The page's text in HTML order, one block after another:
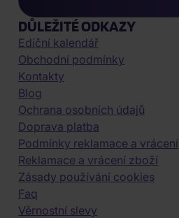
DŮLEŽITÉ ODKAZY
Ediční kalendář
Obchodní podmínky
Kontakty
Blog
Ochrana osobních údajů
Doprava platba
Podmínky reklamace a vrácení
Reklamace a vrácení zboží
Zásady používání cookies
Faq
Věrnostní slevy